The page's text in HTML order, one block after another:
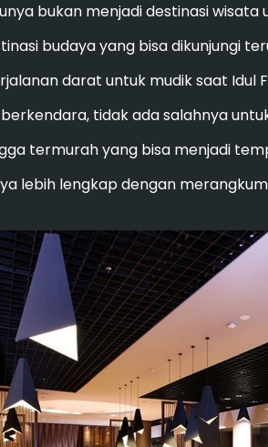
bukan menjadi destinasi
budaya yang bisa dikunjungi
darat untuk mudik saat
tidak ada salahnya
termurah yang bisa menjadi
lebih lengkap dengan